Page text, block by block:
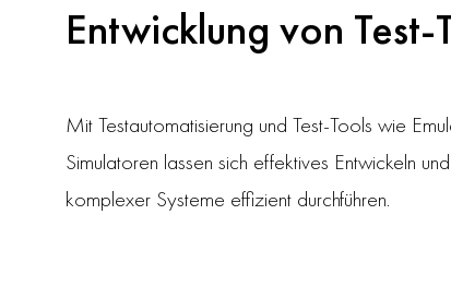
Entwicklung von Test-
Mit Testautomatisierung und Test-Tools wie
Simulatoren lassen sich effektives Entwickeln
komplexer Systeme effizient durchführen.